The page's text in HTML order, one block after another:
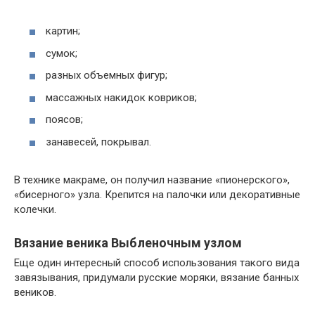
картин;
сумок;
разных объемных фигур;
массажных накидок ковриков;
поясов;
занавесей, покрывал.
В технике макраме, он получил название «пионерского»,
«бисерного» узла. Крепится на палочки или декоративные
колечки.
Вязание веника Выбленочным узлом
Еще один интересный способ использования такого вида
завязывания, придумали русские моряки, вязание банных
веников.